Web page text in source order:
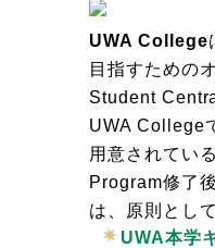
UWA College
目指すための
Student
UWA College
用意されてい
Program修了
は、原則とし
UWA本学